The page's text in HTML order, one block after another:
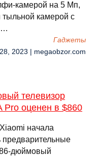
камерой на 5 Мп,
тыльной камерой с
…
Гаджеты
2023 | megaobzor.com
телевизор
Pro оценен в $860
начала
предварительные
дюймовый